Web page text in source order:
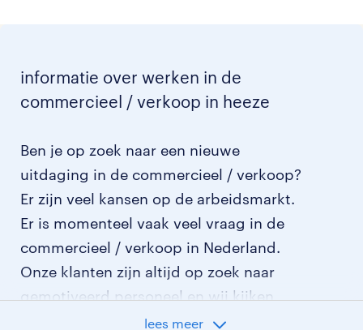
informatie over werken in de
commercieel / verkoop in heeze
Ben je op zoek naar een nieuwe
uitdaging in de commercieel / verkoop?
Er zijn veel kansen op de arbeidsmarkt.
Er is momenteel vaak veel vraag in de
commercieel / verkoop in Nederland.
Onze klanten zijn altijd op zoek naar
gemotiveerd personeel en wij kijken
graag samen met je naar de organisatie
lees meer